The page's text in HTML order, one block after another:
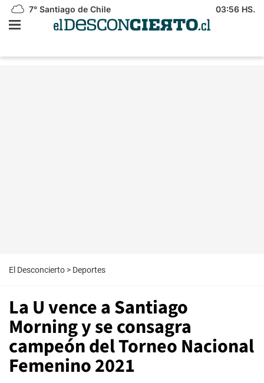
7° Santiago de Chile 03:56 HS.
El Desconcierto > Deportes
La U vence a Santiago
Morning y se consagra
campeón del Torneo Nacional
Femenino 2021